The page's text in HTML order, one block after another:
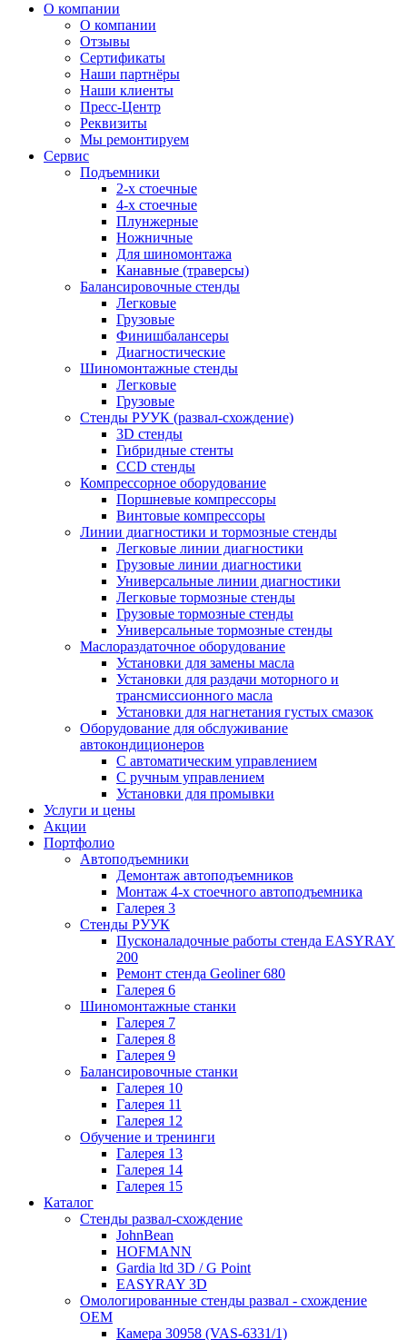
О компании
О компании
Отзывы
Сертификаты
Наши партнёры
Наши клиенты
Пресс-Центр
Реквизиты
Мы ремонтируем
Сервис
Подъемники
2-х стоечные
4-х стоечные
Плунжерные
Ножничные
Для шиномонтажа
Канавные (траверсы)
Балансировочные стенды
Легковые
Грузовые
Финишбалансеры
Диагностические
Шиномонтажные стенды
Легковые
Грузовые
Стенды РУУК (развал-схождение)
3D стенды
Гибридные стенты
CCD стенды
Компрессорное оборудование
Поршневые компрессоры
Винтовые компрессоры
Линии диагностики и тормозные стенды
Легковые линии диагностики
Грузовые линии диагностики
Универсальные линии диагностики
Легковые тормозные стенды
Грузовые тормозные стенды
Универсальные тормозные стенды
Маслораздаточное оборудование
Установки для замены масла
Установки для раздачи моторного и
трансмиссионного масла
Установки для нагнетания густых смазок
Оборудование для обслуживание
автокондиционеров
С автоматическим управлением
С ручным управлением
Установки для промывки
Услуги и цены
Акции
Портфолио
Автоподъемники
Демонтаж автоподъемников
Монтаж 4-х стоечного автоподъемника
Галерея 3
Стенды РУУК
Пусконаладочные работы стенда EASYRAY
200
Ремонт стенда Geoliner 680
Галерея 6
Шиномонтажные станки
Галерея 7
Галерея 8
Галерея 9
Балансировочные станки
Галерея 10
Галерея 11
Галерея 12
Обучение и тренинги
Галерея 13
Галерея 14
Галерея 15
Каталог
Стенды развал-схождение
JohnBean
HOFMANN
Gardia ltd 3D / G Point
EASYRAY 3D
Омологированные стенды развал - схождение
OEM
Камера 30958 (VAS-6331/1)